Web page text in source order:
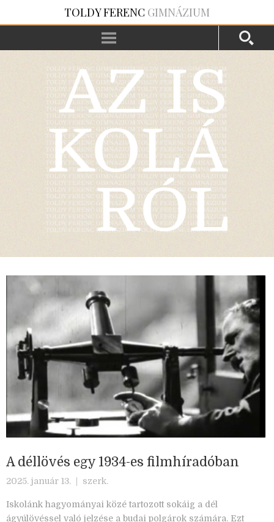
TOLDY FERENC GIMNÁZIUM
A déllövés egy 1934-es filmhíradóban
2025. január 13. | szerk.
Iskolánk hagyományai közé tartozott sokáig a dél
ágyúlövéssel való jelzése a budai polgárok számára. Ezt